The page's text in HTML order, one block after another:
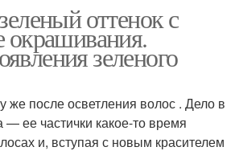
оттенок с
окрашивания.
зеленого
же после осветления волос . Дело в
— ее частички какое-то время
и, вступая с новым красителем